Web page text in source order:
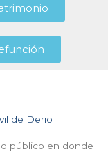
de Derio
público en donde